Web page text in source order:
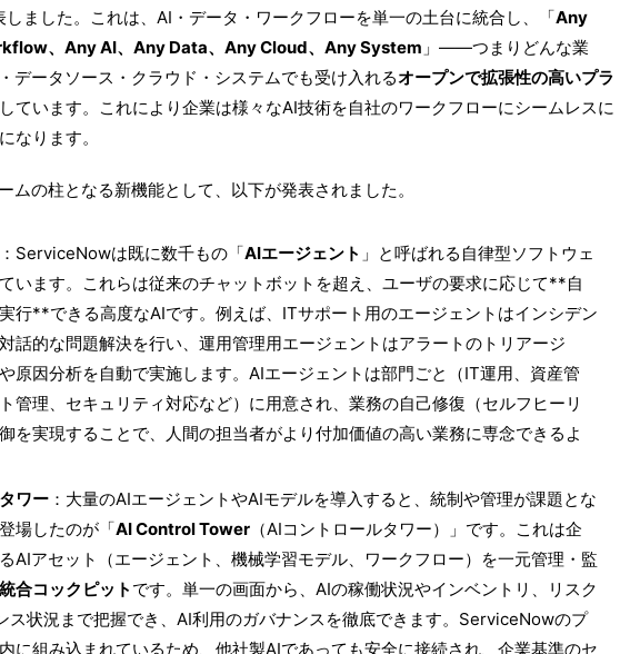
しました。これは、AI・データ・ワークフローを単一の土台に統合し、「Any
、Any AI、Any Data、Any Cloud、Any System 」――つまりどんな業
データソース・クラウド・システムでも受け入れるオープンで拡張性の高いプラ
ています。これにより企業は様々なAI技術を自社のワークフローにシームレスに
なります。
ムの柱となる新機能として、以下が発表されました。
：ServiceNowは既に数千もの「AIエージェント 」と呼ばれる自律型ソフトウェ
います。これらは従来のチャットボットを超え、ユーザの要求に応じて**自
行**できる高度なAIです。例えば、ITサポート用のエージェントはインシデン
話的な問題解決を行い、運用管理用エージェントはアラートのトリアージ
や原因分析を自動で実施します。AIエージェントは部門ごと（IT運用、資産管
管理、セキュリティ対応など）に用意され、業務の自己修復（セルフヒーリ
を実現することで、人間の担当者がより付加価値の高い業務に専念できるよ
ワー ：大量のAIエージェントやAIモデルを導入すると、統制や管理が課題とな
場したのが「AI Control Tower （AIコントロールタワー）」です。これは企
AIアセット（エージェント、機械学習モデル、ワークフロー）を一元管理・監
統合コックピット です。単一の画面から、AIの稼働状況やインベントリ、リスク
ス状況まで把握でき、AI利用のガバナンスを徹底できます。ServiceNowのプ
に組み込まれているため、他社製AIであっても安全に接続され、企業基準のセ